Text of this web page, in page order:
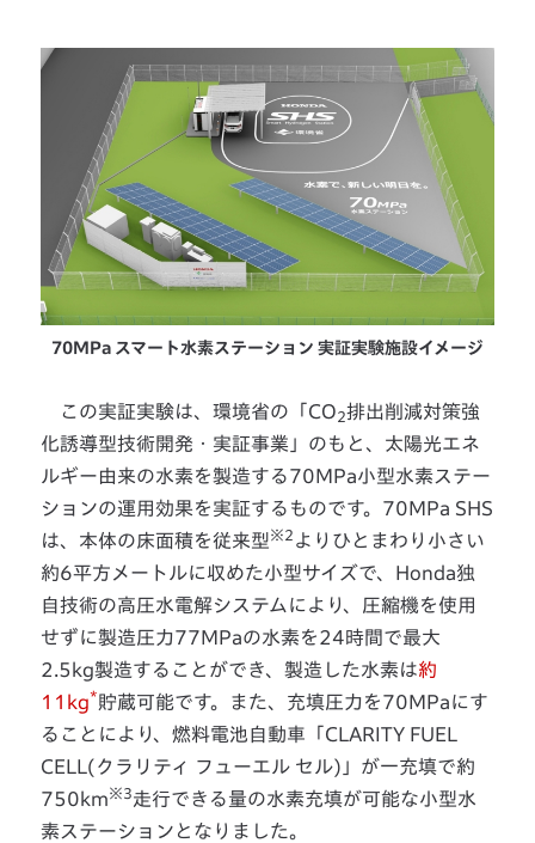
70MPa スマート水素ステーション 実証実験施設イメージ
この実証実験は、環境省の「CO2排出削減対策強
化誘導型技術開発・実証事業」のもと、太陽光エネ
ルギー由来の水素を製造する70MPa小型水素ステー
ションの運用効果を実証するものです。70MPa SHS
は、本体の床面積を従来型※2 よりひとまわり小さい
約6平方メートルに収めた小型サイズで、Honda独
自技術の高圧水電解システムにより、圧縮機を使用
せずに製造圧力77MPaの水素を24時間で最大
2.5kg製造することができ、製造した水素は約
11kg*貯蔵可能です。また、充填圧力を70MPaにす
ることにより、燃料電池自動車「CLARITY FUEL
CELL(クラリティ フューエル セル)」が一充填で約
750km※3走行できる量の水素充填が可能な小型水
素ステーションとなりました。